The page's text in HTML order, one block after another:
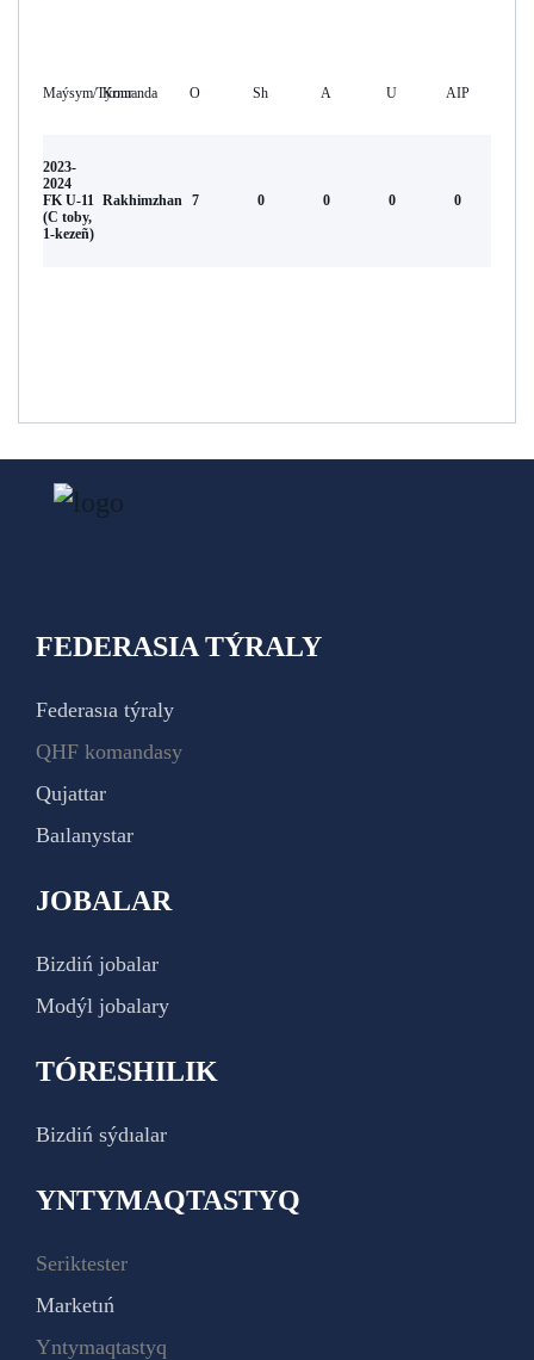
Maýsym/TýrnırKomanda O Sh А U AIP
2023-
2024
FK U-11
(С toby,
1-kezeñ)
Rakhimzhan 7 0 0 0 0
FEDERASIA TÝRALY
Federasıa týraly
QHF komandasy
Qujattar
Baılanystar
JOBALAR
Bizdiń jobalar
Modýl jobalary
TÓRESHILIK
Bizdiń sýdıalar
YNTYMAQTASTYQ
Seriktester
Marketıń
Yntymaqtastyq